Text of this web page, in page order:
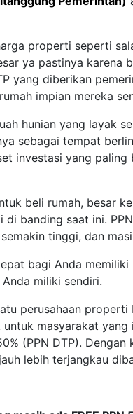
properti seperti
ya pastinya karena
yang diberikan
impian mereka
hunian yang layak
sebagai tempat
investasi yang
beli rumah, besar
di banding saat ini.
tinggi, dan
bagi Anda
miliki sendiri.
perusahaan
masyarakat yang
(PPN DTP).
lebih terjangkau